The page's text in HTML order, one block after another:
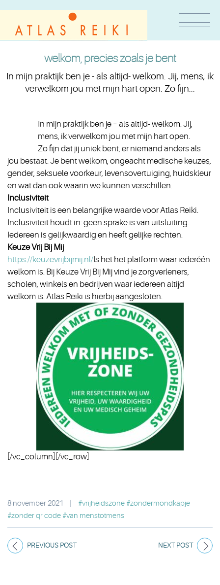
welkom, precies zoals je bent
In mijn praktijk ben je - als altijd- welkom. Jij, mens, ik
verwelkom jou met mijn hart open. Zo fijn...
In mijn praktijk ben je – als altijd- welkom. Jij,
mens, ik verwelkom jou met mijn hart open.
Zo fijn dat jij uniek bent, er niemand anders als
jou bestaat. Je bent welkom, ongeacht medische keuzes,
gender, seksuele voorkeur, levensovertuiging, huidskleur
en wat dan ook waarin we kunnen verschillen.
Inclusiviteit
Inclusiviteit is een belangrijke waarde voor Atlas Reiki.
Inclusiviteit houdt in: geen sprake is van uitsluiting.
Iedereen is gelijkwaardig en heeft gelijke rechten.
Keuze Vrij Bij Mij
https://keuzevrijbijmij.nl/Is het het platform waar iederéén
welkom is. Bij Keuze Vrij Bij Mij vind je zorgverleners,
scholen, winkels en bedrijven waar iedereen altijd
welkom is. Atlas Reiki is hierbij aangesloten.
[/vc_column][/vc_row]
8 november 2021
#vrijheidszone #zondermondkapje
#zonder qr code #van menstotmens
PREVIOUS POST NEXT POST